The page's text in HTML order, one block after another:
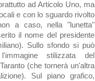
ad Articolo Uno, ma
e con lo sguardo rivolto
a caso, nella "lunetta"
il nome del presidente
Sullo sfondo si può
stilizzata del
(che tornerà un'altra
Sul piano grafico,